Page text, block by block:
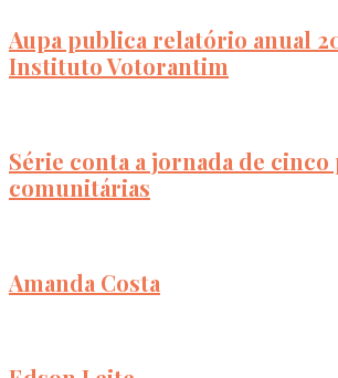
Aupa publica relatório anual
Instituto Votorantim
Série conta a jornada de cinco
comunitárias
Amanda Costa